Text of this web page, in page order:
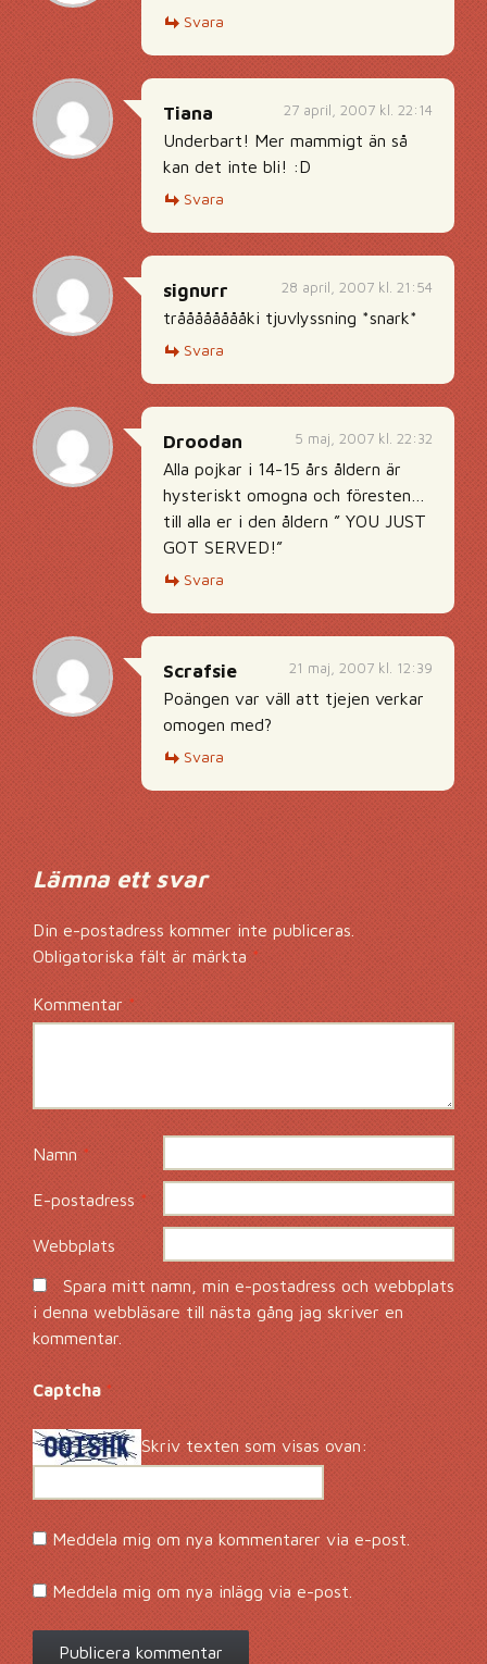
Svara
27 april, 2007 kl. 22:14
Tiana
Underbart! Mer mammigt än så
kan det inte bli! :D
Svara
28 april, 2007 kl. 21:54
signurr
trååååååååki tjuvlyssning *snark*
Svara
5 maj, 2007 kl. 22:32
Droodan
Alla pojkar i 14-15 års åldern är
hysteriskt omogna och föresten…
till alla er i den åldern ” YOU JUST
GOT SERVED!”
Svara
21 maj, 2007 kl. 12:39
Scrafsie
Poängen var väll att tjejen verkar
omogen med?
Svara
Lämna ett svar
Din e-postadress kommer inte publiceras.
Obligatoriska fält är märkta*
Kommentar*
Namn *
E-postadress*
Webbplats
Spara mitt namn, min e-postadress och webbplats
i denna webbläsare till nästa gång jag skriver en
kommentar.
Captcha *
Skriv texten som visas ovan:
Meddela mig om nya kommentarer via e-post.
Meddela mig om nya inlägg via e-post.